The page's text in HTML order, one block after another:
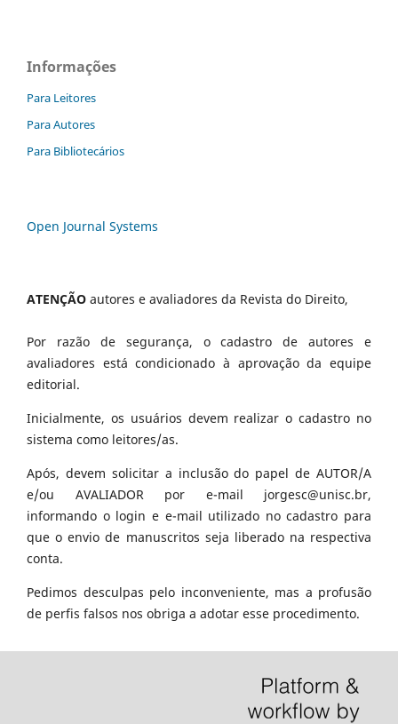
Informações
Para Leitores
Para Autores
Para Bibliotecários
Open Journal Systems
ATENÇÃO autores e avaliadores da Revista do Direito,
Por razão de segurança, o cadastro de autores e
avaliadores está condicionado à aprovação da equipe
editorial.
Inicialmente, os usuários devem realizar o cadastro no
sistema como leitores/as.
Após, devem solicitar a inclusão do papel de AUTOR/A
e/ou AVALIADOR por e-mail jorgesc@unisc.br,
informando o login e e-mail utilizado no cadastro para
que o envio de manuscritos seja liberado na respectiva
conta.
Pedimos desculpas pelo inconveniente, mas a profusão
de perfis falsos nos obriga a adotar esse procedimento.